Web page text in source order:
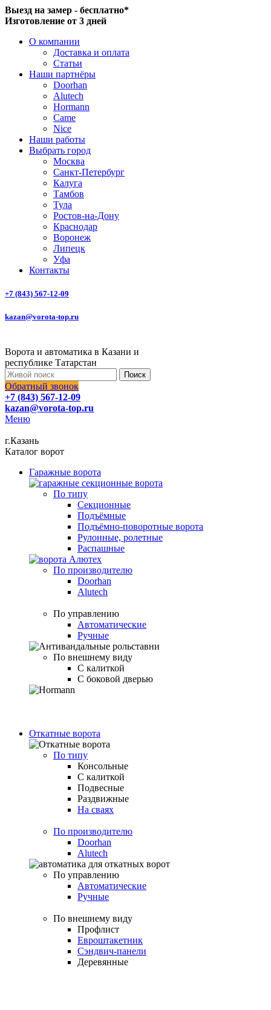
Выезд на замер - бесплатно*
Изготовление от 3 дней
О компании
Доставка и оплата
Статьи
Наши партнёры
Doorhan
Alutech
Hormann
Came
Nice
Наши работы
Выбрать город
Москва
Санкт-Петербург
Калуга
Тамбов
Тула
Ростов-на-Дону
Краснодар
Воронеж
Липецк
Уфа
Контакты
+7 (843) 567-12-09
kazan@vorota-top.ru
Ворота и автоматика в Казани и
республике Татарстан
Поиск
Обратный звонок
+7 (843) 567-12-09
kazan@vorota-top.ru
Меню
г.Казань
Каталог ворот
Гаражные ворота
По типу
Секционные
Подъёмные
Подъёмно-поворотные ворота
Рулонные, ролетные
Распашные
По производителю
Doorhan
Alutech
По управлению
Автоматические
Ручные
По внешнему виду
С калиткой
С боковой дверью
Откатные ворота
По типу
Консольные
С калиткой
Подвесные
Раздвижные
На сваях
По производителю
Doorhan
Alutech
По управлению
Автоматические
Ручные
По внешнему виду
Профлист
Евроштакетник
Сэндвич-панели
Деревянные